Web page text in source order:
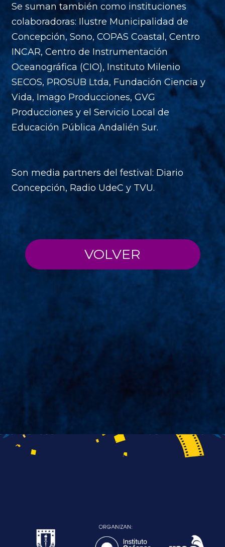
Se suman también como instituciones
colaboradoras: Ilustre Municipalidad de
Concepción, Sono, COPAS Coastal, Centro
INCAR, Centro de Instrumentación
Oceanográfica (CIO), Instituto Milenio
SECOS, PROSUB Ltda, Fundación Ciencia y
Vida, Imago Producciones, GVG
Producciones y el Servicio Local de
Educación Pública Andalién Sur.
Son media partners del festival: Diario
Concepción, Radio UdeC y TVU.
VOLVER